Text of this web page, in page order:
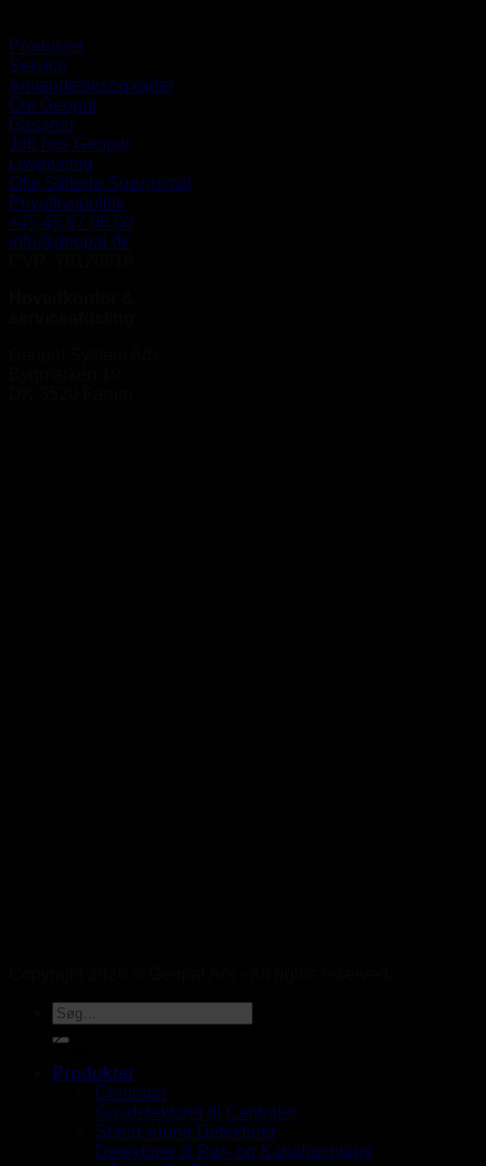
Produkter
Service
Anvendelsesområder
Om Geopal
Gasarter
Job hos Geopal
Lovgivning
Ofte Stillede Spørgsmål
Privatlivspolitik
+45 45 67 06 00
info@geopal.dk
Produkter
Centraler
Gasdetektorer til Centraler
Stand-Alone Detektorer
Detektorer til Rør- og Kanalmontage